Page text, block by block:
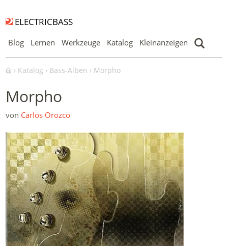
ELECTRICBASS
Blog Lernen Werkzeuge Katalog Kleinanzeigen
Katalog Bass-Alben Morpho
Morpho
von Carlos Orozco